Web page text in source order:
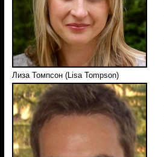
Лиза Томпсон (Lisa Tompson)